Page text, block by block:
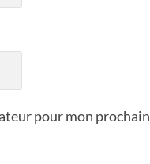
pour mon prochain